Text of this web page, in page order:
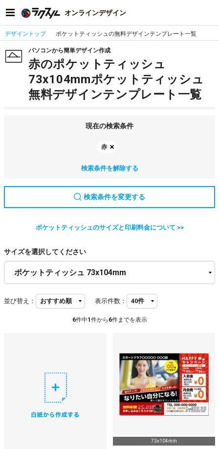
オンラインデザイン
デザイントップ ポケットティッシュの無料デザインテンプレート一覧
パソコンから簡単デザイン作成
赤のポケットティッシュ
73x104mmポケットティッシュ
無料デザインテンプレート一覧
現在の検索条件
赤
検索条件を解除する
検索条件を変更する
ポケットティッシュのサイズと印刷料金について >>
サイズを選択してください
並び替え： 表示件数：
6件中1 件から 6件までを表示
73x104mm